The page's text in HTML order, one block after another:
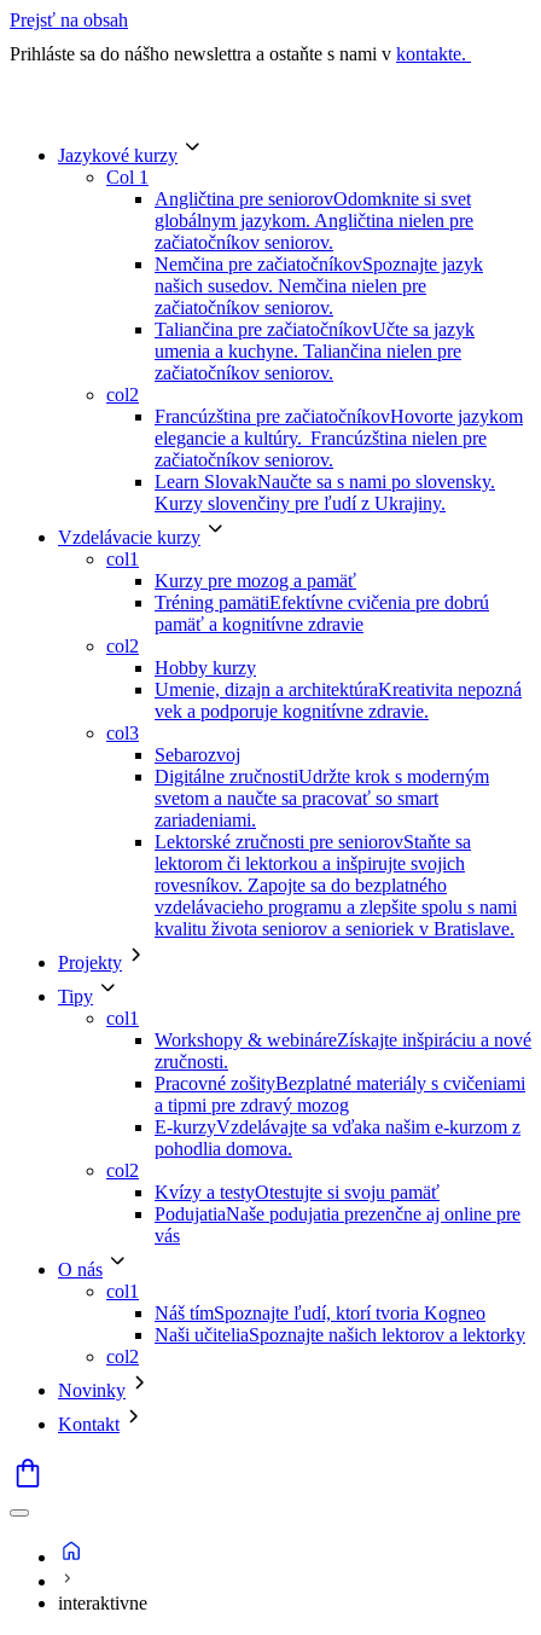
Prejsť na obsah
Prihláste sa do nášho newslettra a ostaňte s nami v kontakte.
Jazykové kurzy
Col 1
Angličtina pre seniorovOdomknite si svet
globálnym jazykom. Angličtina nielen pre
začiatočníkov seniorov.
Nemčina pre začiatočníkovSpoznajte jazyk
našich susedov. Nemčina nielen pre
začiatočníkov seniorov.
Taliančina pre začiatočníkovUčte sa jazyk
umenia a kuchyne. Taliančina nielen pre
začiatočníkov seniorov.
col2
Francúzština pre začiatočníkovHovorte jazykom
elegancie a kultúry. Francúzština nielen pre
začiatočníkov seniorov.
Learn SlovakNaučte sa s nami po slovensky.
Kurzy slovenčiny pre ľudí z Ukrajiny.
Vzdelávacie kurzy
col1
Kurzy pre mozog a pamäť
Tréning pamätiEfektívne cvičenia pre dobrú
pamäť a kognitívne zdravie
col2
Hobby kurzy
Umenie, dizajn a architektúraKreativita nepozná
vek a podporuje kognitívne zdravie.
col3
Sebarozvoj
Digitálne zručnostiUdržte krok s moderným
svetom a naučte sa pracovať so smart
zariadeniami.
Lektorské zručnosti pre seniorovStaňte sa
lektorom či lektorkou a inšpirujte svojich
rovesníkov. Zapojte sa do bezplatného
vzdelávacieho programu a zlepšite spolu s nami
kvalitu života seniorov a senioriek v Bratislave.
Projekty
Tipy
col1
Workshopy & webináreZískajte inšpiráciu a nové
zručnosti.
Pracovné zošityBezplatné materiály s cvičeniami
a tipmi pre zdravý mozog
E-kurzyVzdelávajte sa vďaka našim e-kurzom z
pohodlia domova.
col2
Kvízy a testyOtestujte si svoju pamäť
PodujatiaNaše podujatia prezenčne aj online pre
vás
O nás
col1
Náš tímSpoznajte ľudí, ktorí tvoria Kogneo
Naši učiteliaSpoznajte našich lektorov a lektorky
col2
Novinky
Kontakt
interaktivne